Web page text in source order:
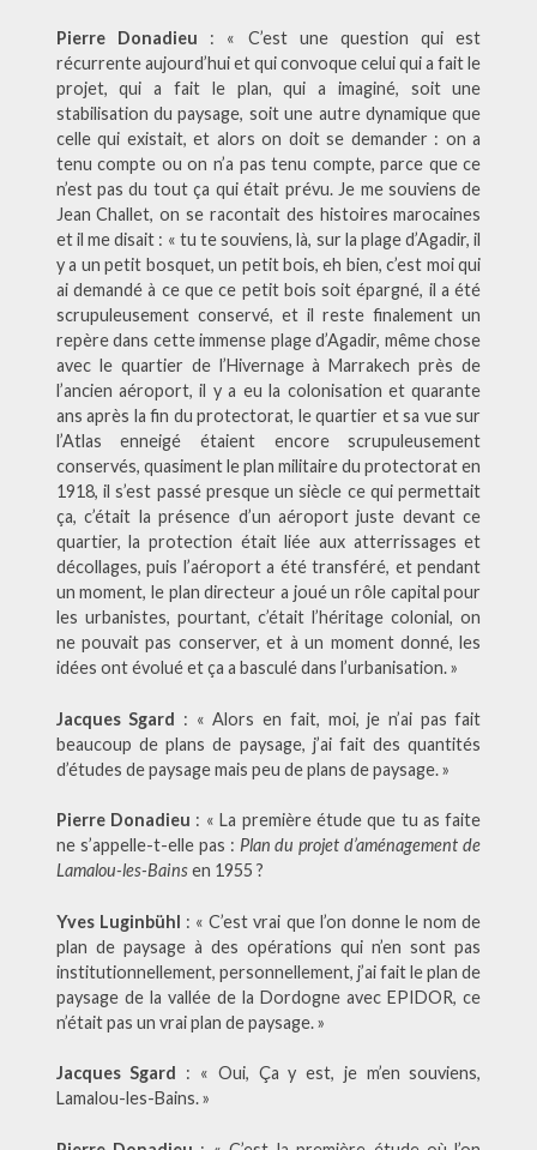
Pierre Donadieu : « C’est une question qui est
récurrente aujourd’hui et qui convoque celui qui a fait le
projet, qui a fait le plan, qui a imaginé, soit une
stabilisation du paysage, soit une autre dynamique que
celle qui existait, et alors on doit se demander : on a
tenu compte ou on n’a pas tenu compte, parce que ce
n’est pas du tout ça qui était prévu. Je me souviens de
Jean Challet, on se racontait des histoires marocaines
et il me disait : « tu te souviens, là, sur la plage d’Agadir, il
y a un petit bosquet, un petit bois, eh bien, c’est moi qui
ai demandé à ce que ce petit bois soit épargné, il a été
scrupuleusement conservé, et il reste finalement un
repère dans cette immense plage d’Agadir, même chose
avec le quartier de l’Hivernage à Marrakech près de
l’ancien aéroport, il y a eu la colonisation et quarante
ans après la fin du protectorat, le quartier et sa vue sur
l’Atlas enneigé étaient encore scrupuleusement
conservés, quasiment le plan militaire du protectorat en
1918, il s’est passé presque un siècle ce qui permettait
ça, c’était la présence d’un aéroport juste devant ce
quartier, la protection était liée aux atterrissages et
décollages, puis l’aéroport a été transféré, et pendant
un moment, le plan directeur a joué un rôle capital pour
les urbanistes, pourtant, c’était l’héritage colonial, on
ne pouvait pas conserver, et à un moment donné, les
idées ont évolué et ça a basculé dans l’urbanisation. »
Jacques Sgard : « Alors en fait, moi, je n’ai pas fait
beaucoup de plans de paysage, j’ai fait des quantités
d’études de paysage mais peu de plans de paysage. »
Pierre Donadieu : « La première étude que tu as faite
ne s’appelle-t-elle pas : Plan du projet d’aménagement de
Lamalou-les-Bainsen 1955 ?
Yves Luginbühl : « C’est vrai que l’on donne le nom de
plan de paysage à des opérations qui n’en sont pas
institutionnellement, personnellement, j’ai fait le plan de
paysage de la vallée de la Dordogne avec EPIDOR, ce
n’était pas un vrai plan de paysage. »
Jacques Sgard : « Oui, Ça y est, je m’en souviens,
Lamalou-les-Bains. »